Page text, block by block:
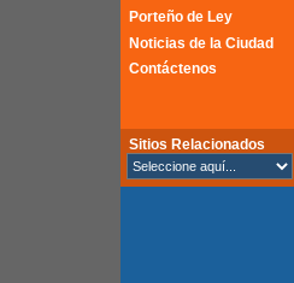
Porteño de Ley
Noticias de la Ciudad
Contáctenos
Sitios Relacionados